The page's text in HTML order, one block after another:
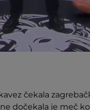
čekala
dočekala je meč